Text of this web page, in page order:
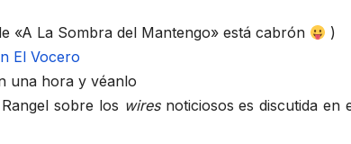
«A La Sombra del Mantengo» está cabrón
)
El Vocero
una hora y véanlo
sobre los wiresnoticiosos es discutida en